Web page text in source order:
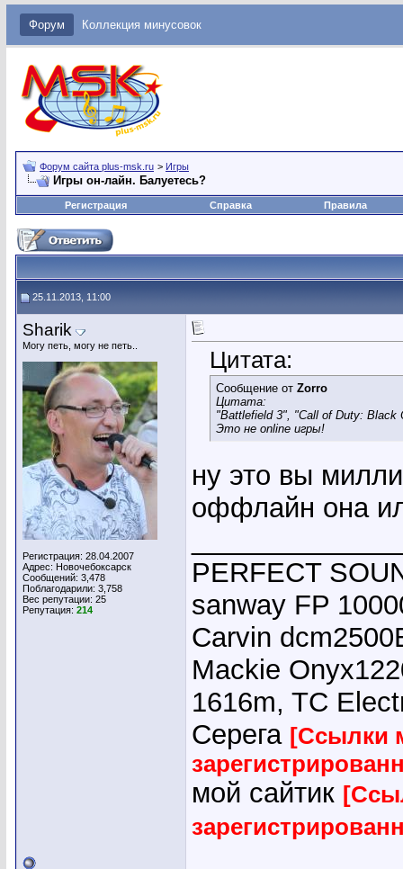
Форум Коллекция минусовок
Форум сайта plus-msk.ru > Игры
Игры он-лайн. Балуетесь?
Регистрация Справка Правила
25.11.2013, 11:00
Sharik
Могу петь, могу не петь..
Регистрация: 28.04.2007
Адрес: Новочебоксарск
Сообщений: 3,478
Поблагодарили: 3,758
Вес репутации: 25
Репутация: 214
Цитата:
Сообщение от Zorro
Цитата:
"Battlefield 3", "Call of Duty:
Это не online игры!
ну это вы
оффлайн она
PERFECT
sanway FP
Carvin
Mackie
1616m, TC
Серега [Ссылки
мой сайтик